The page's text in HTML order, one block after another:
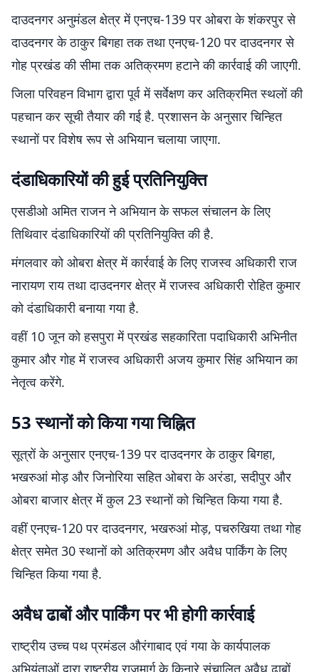
दाउदनगर अनुमंडल क्षेत्र में एनएच-139 पर ओबरा के शंकरपुर से
दाउदनगर के ठाकुर बिगहा तक तथा एनएच-120 पर दाउदनगर से
गोह प्रखंड की सीमा तक अतिक्रमण हटाने की कार्रवाई की जाएगी.
जिला परिवहन विभाग द्वारा पूर्व में सर्वेक्षण कर अतिक्रमित स्थलों की
पहचान कर सूची तैयार की गई है. प्रशासन के अनुसार चिन्हित
स्थानों पर विशेष रूप से अभियान चलाया जाएगा.
दंडाधिकारियों की हुई प्रतिनियुक्ति
एसडीओ अमित राजन ने अभियान के सफल संचालन के लिए
तिथिवार दंडाधिकारियों की प्रतिनियुक्ति की है.
मंगलवार को ओबरा क्षेत्र में कार्रवाई के लिए राजस्व अधिकारी राज
नारायण राय तथा दाउदनगर क्षेत्र में राजस्व अधिकारी रोहित कुमार
को दंडाधिकारी बनाया गया है.
वहीं 10 जून को हसपुरा में प्रखंड सहकारिता पदाधिकारी अभिनीत
कुमार और गोह में राजस्व अधिकारी अजय कुमार सिंह अभियान का
नेतृत्व करेंगे.
53 स्थानों को किया गया चिह्नित
सूत्रों के अनुसार एनएच-139 पर दाउदनगर के ठाकुर बिगहा,
भखरुआं मोड़ और जिनोरिया सहित ओबरा के अरंडा, सदीपुर और
ओबरा बाजार क्षेत्र में कुल 23 स्थानों को चिन्हित किया गया है.
वहीं एनएच-120 पर दाउदनगर, भखरुआं मोड़, पचरुखिया तथा गोह
क्षेत्र समेत 30 स्थानों को अतिक्रमण और अवैध पार्किंग के लिए
चिन्हित किया गया है.
अवैध ढाबों और पार्किंग पर भी होगी कार्रवाई
राष्ट्रीय उच्च पथ प्रमंडल औरंगाबाद एवं गया के कार्यपालक
अभियंताओं द्वारा राष्ट्रीय राजमार्ग के किनारे संचालित अवैध ढाबों